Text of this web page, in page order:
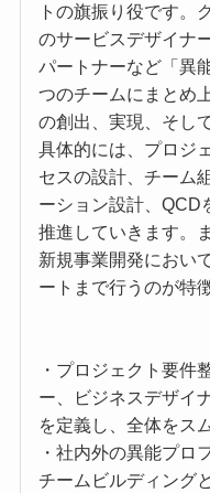
トの旗振り役です。
のサービスデザイナ
パートナーなど「異
つのチームにまとめ
の創出、実現、そし
具体的には、プロジ
セスの設計、チーム
ーション設計、QCD
推進していきます。
新規事業開発におい
ートまで行うのが特
・プロジェクト要件
ー、ビジネスデザイ
を定義し、全体をス
・社内外の異能プロ
チームビルディング